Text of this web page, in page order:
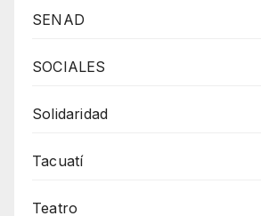
SENAD
SOCIALES
Solidaridad
Tacuatí
Teatro